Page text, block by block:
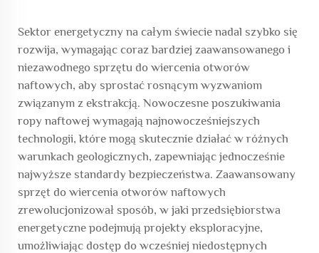
Sektor energetyczny na całym świecie nadal szybko się
rozwija, wymagając coraz bardziej zaawansowanego i
niezawodnego sprzętu do wiercenia otworów
naftowych, aby sprostać rosnącym wyzwaniom
związanym z ekstrakcją. Nowoczesne poszukiwania
ropy naftowej wymagają najnowocześniejszych
technologii, które mogą skutecznie działać w różnych
warunkach geologicznych, zapewniając jednocześnie
najwyższe standardy bezpieczeństwa. Zaawansowany
sprzęt do wiercenia otworów naftowych
zrewolucjonizował sposób, w jaki przedsiębiorstwa
energetyczne podejmują projekty eksploracyjne,
umożliwiając dostęp do wcześniej niedostępnych